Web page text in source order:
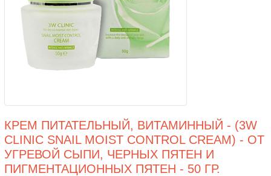
КРЕМ ПИТАТЕЛЬНЫЙ, ВИТАМИННЫЙ - (3W
CLINIC SNAIL MOIST CONTROL CREAM) - ОТ
УГРЕВОЙ СЫПИ, ЧЕРНЫХ ПЯТЕН И
ПИГМЕНТАЦИОННЫХ ПЯТЕН - 50 ГР.